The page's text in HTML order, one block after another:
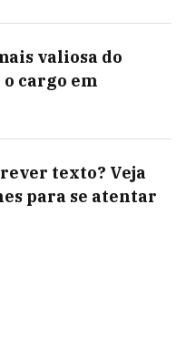
valiosa do
cargo em
texto? Veja
para se atentar